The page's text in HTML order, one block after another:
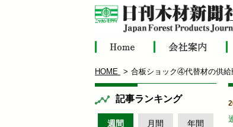
HOME 合板ショック④代替材の供
記事ランキング
週間 月間 年間